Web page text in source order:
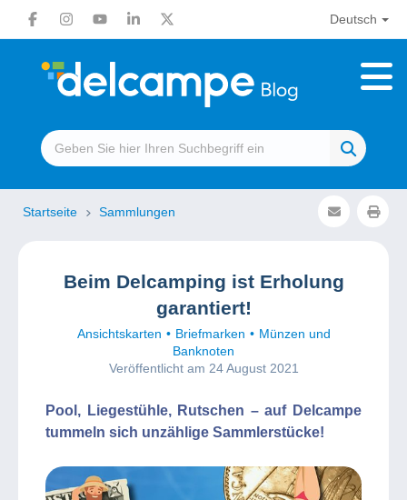
Deutsch
Startseite Sammlungen
Beim Delcamping ist Erholung
garantiert!
Ansichtskarten Briefmarken
Münzen und
Banknoten
Veröffentlicht am 24 August 2021
Pool, Liegestühle, Rutschen – auf Delcampe
tummeln sich unzählige Sammlerstücke!